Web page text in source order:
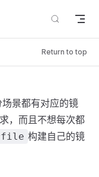
Return to top
景都有对应的镜
，而且不想每次都
构建自己的镜